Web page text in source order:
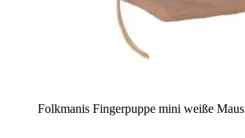
Folkmanis Fingerpuppe mini weiße Maus